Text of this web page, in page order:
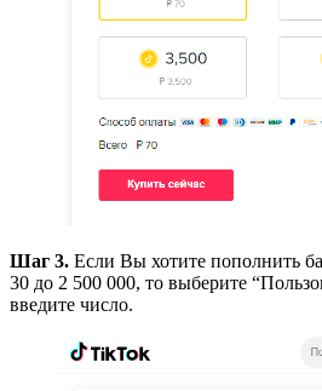
Шаг 3. Если Вы хотите пополнить
30 до 2 500 000, то выберите
введите число.